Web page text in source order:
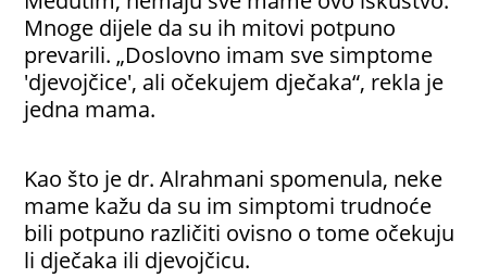
Mnoge dijele da su ih mitovi potpuno
prevarili. „Doslovno imam sve simptome
'djevojčice', ali očekujem dječaka“, rekla je
jedna mama.
Kao što je dr. Alrahmani spomenula, neke
mame kažu da su im simptomi trudnoće
bili potpuno različiti ovisno o tome očekuju
li dječaka ili djevojčicu.